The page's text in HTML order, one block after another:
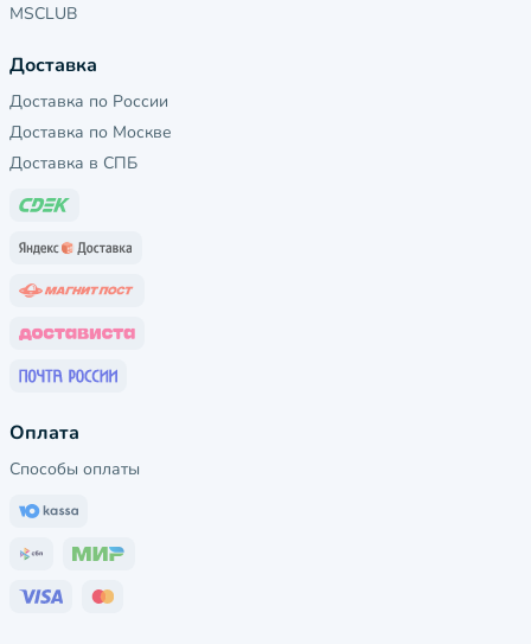
MSCLUB
Доставка
Доставка по России
Доставка по Москве
Доставка в СПБ
Оплата
Способы оплаты